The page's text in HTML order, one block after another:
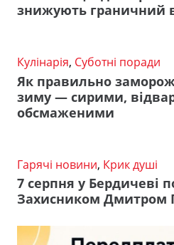
знижують граничний
Кулінарія, Суботні поради
Як правильно
зиму — сирими,
обсмаженими
Гарячі новини, Крик душі
7 серпня у Бердичеві
Захисником Дмитром